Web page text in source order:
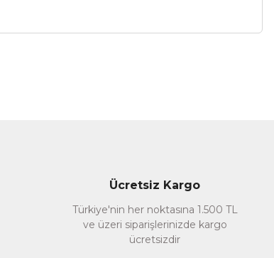
Ücretsiz Kargo
Türkiye'nin her noktasına 1.500 TL
ve üzeri siparişlerinizde kargo
ücretsizdir